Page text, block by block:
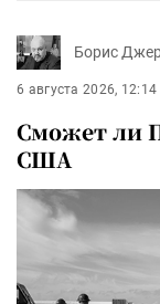
Борис
6 августа 2026, 12:14
Сможет ли
США